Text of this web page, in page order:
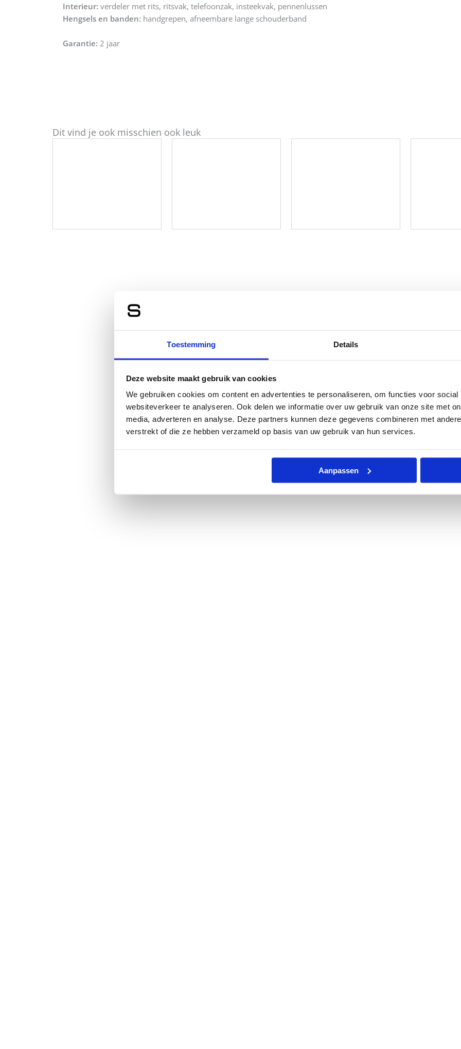
Toestemming Details
Deze website maakt gebruik van cookies
We gebruiken cookies om content en advertenties te personaliseren, om functies voor
websiteverkeer te analyseren. Ook delen we informatie over uw gebruik van onze site met
media, adverteren en analyse. Deze partners kunnen deze gegevens combineren met
verstrekt of die ze hebben verzameld op basis van uw gebruik van hun services.
Aanpassen
Interieur: verdeler met rits, ritsvak, telefoonzak, insteekvak, pennenlussen
Hengsels en banden: handgrepen, afneembare lange schouderband
Garantie: 2 jaar
Dit vind je ook misschien ook leuk